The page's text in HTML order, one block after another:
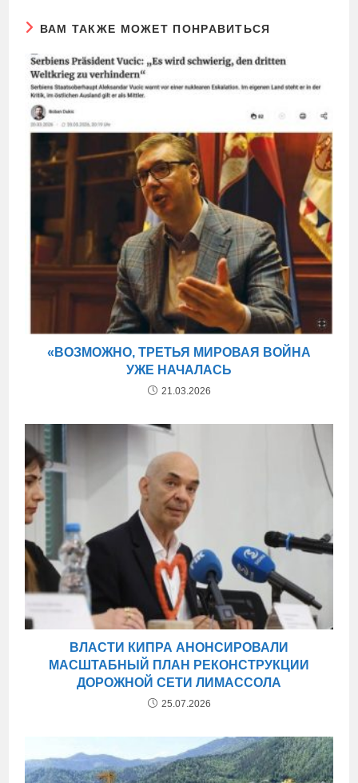
ВАМ ТАКЖЕ МОЖЕТ ПОНРАВИТЬСЯ
«ВОЗМОЖНО, ТРЕТЬЯ МИРОВАЯ ВОЙНА
УЖЕ НАЧАЛАСЬ
21.03.2026
ВЛАСТИ КИПРА АНОНСИРОВАЛИ
МАСШТАБНЫЙ ПЛАН РЕКОНСТРУКЦИИ
ДОРОЖНОЙ СЕТИ ЛИМАССОЛА
25.07.2026